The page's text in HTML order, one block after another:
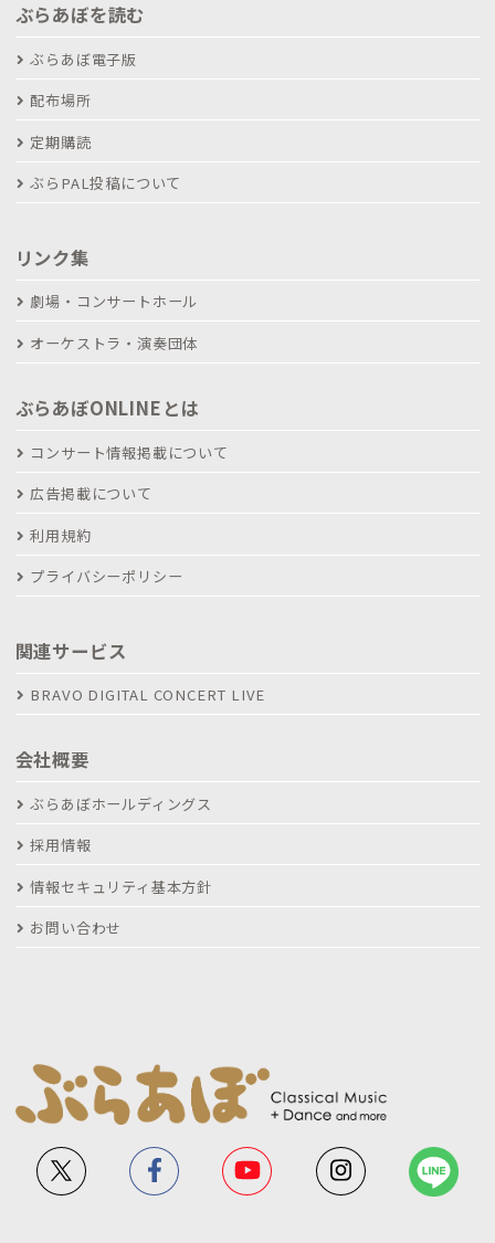
ぶらあぼを読む
ぶらあぼ電子版
配布場所
定期購読
ぶらPAL投稿について
リンク集
劇場・コンサートホール
オーケストラ・演奏団体
ぶらあぼONLINEとは
コンサート情報掲載について
広告掲載について
利用規約
プライバシーポリシー
関連サービス
BRAVO DIGITAL CONCERT LIVE
会社概要
ぶらあぼホールディングス
採用情報
情報セキュリティ基本方針
お問い合わせ